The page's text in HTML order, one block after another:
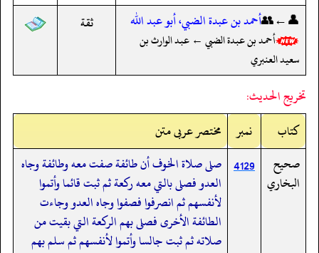
👤←👥أحمد بن عبدة الضبي، أبو عبد الله
أحمد بن عبدة الضبي ← عبد الوارث بن
سعيد العنبري
ثقة
تخريج الحديث:
کتاب
نمبر
مختصر عربی متن
صحيح
البخاري
4129 صلى صلاة الخوف أن طائفة صفت معه وطائفة وجاه
العدو فصلى بالتي معه ركعة ثم ثبت قائما وأتموا
لأنفسهم ثم انصرفوا فصفوا وجاه العدو وجاءت
الطائفة الأخرى فصلى بهم الركعة التي بقيت من
صلاته ثم ثبت جالسا وأتموا لأنفسهم ثم سلم بهم